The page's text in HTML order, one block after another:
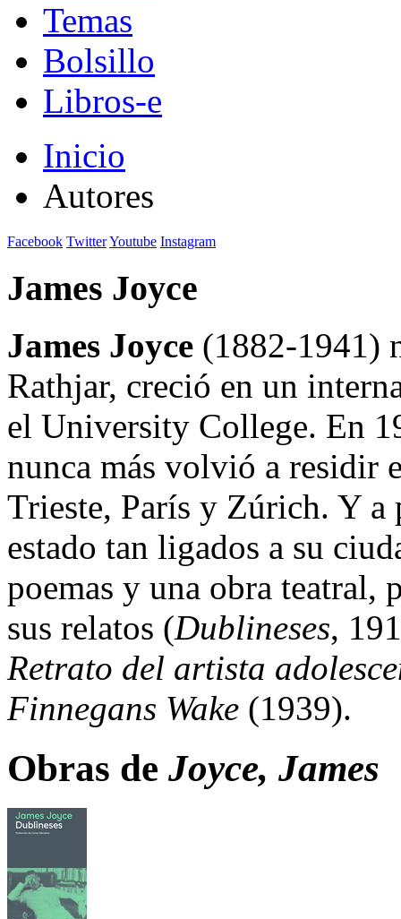
Temas
Bolsillo
Libros-e
Inicio
Autores
Facebook TwitterYoutube Instagram
James Joyce
James Joyce (1882-1941)
Rathjar, creció en un
el University College. En
nunca más volvió a residir
Trieste, París y Zúrich. Y a
estado tan ligados a su
poemas y una obra teatral,
sus relatos (Dublineses,
Retrato del artista
Finnegans Wake (1939).
Obras de Joyce, James